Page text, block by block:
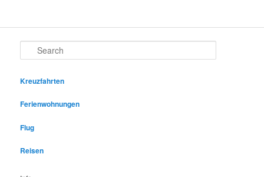
Search
Kreuzfahrten
Ferienwohnungen
Flug
Reisen